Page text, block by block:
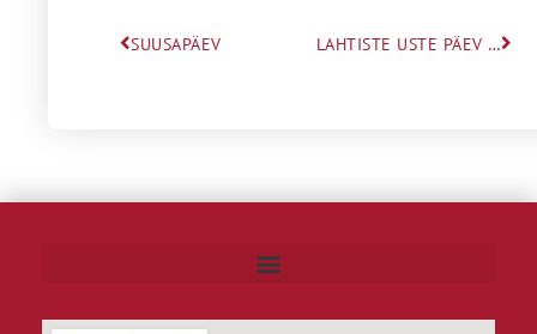
SUUSAPÄEV LAHTISTE USTE PÄEV TULEVASTELE GÜMNASISTIDELE